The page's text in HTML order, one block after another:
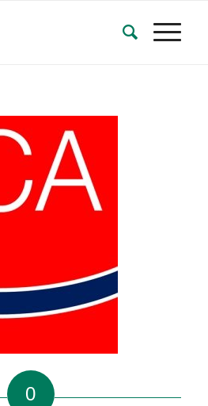
0